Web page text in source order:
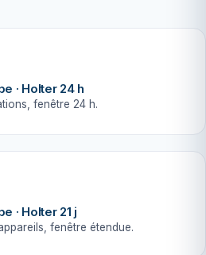
· Holter 24 h
fenêtre 24 h.
· Holter 21 j
fenêtre étendue.